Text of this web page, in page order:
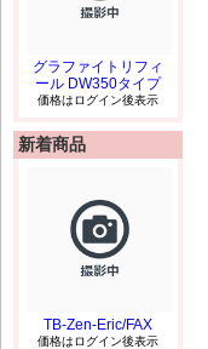
グラファイトリフィ
ール DW350タイプ
価格はログイン後表示
新着商品
TB-Zen-Eric/FAX
価格はログイン後表示